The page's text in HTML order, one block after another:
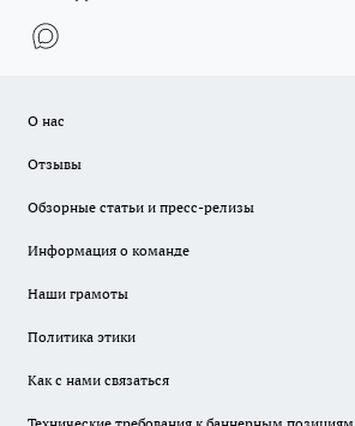
О нас
Отзывы
Обзорные статьи и пресс-релизы
Информация о команде
Наши грамоты
Политика этики
Как с нами связаться